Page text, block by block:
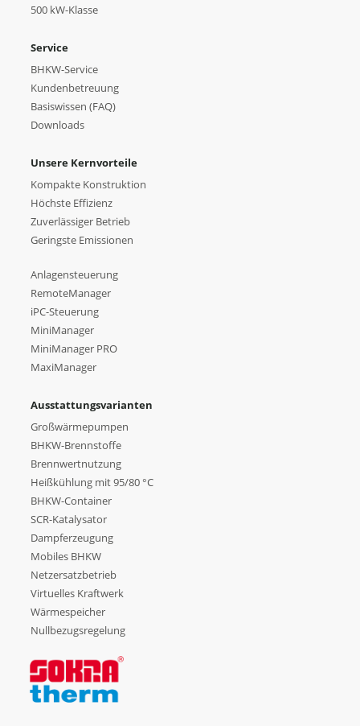
500 kW-Klasse
Service
BHKW-Service
Kundenbetreuung
Basiswissen (FAQ)
Downloads
Unsere Kernvorteile
Kompakte Konstruktion
Höchste Effizienz
Zuverlässiger Betrieb
Geringste Emissionen
Anlagensteuerung
RemoteManager
iPC-Steuerung
MiniManager
MiniManager PRO
MaxiManager
Ausstattungsvarianten
Großwärmepumpen
BHKW-Brennstoffe
Brennwertnutzung
Heißkühlung mit 95/80 °C
BHKW-Container
SCR-Katalysator
Dampferzeugung
Mobiles BHKW
Netzersatzbetrieb
Virtuelles Kraftwerk
Wärmespeicher
Nullbezugsregelung